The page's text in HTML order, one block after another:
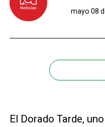
mayo 08
El Dorado Tarde,